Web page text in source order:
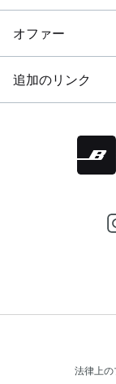
オファー
追加のリンク
法律上の